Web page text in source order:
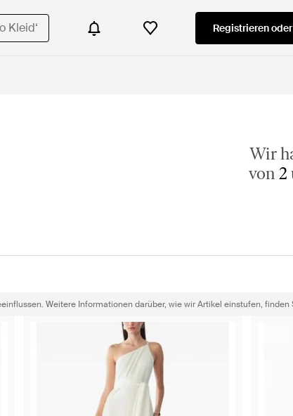
Registrieren
Wir
von 2
Weitere Informationen darüber, wie wir Artikel einstufen, finden